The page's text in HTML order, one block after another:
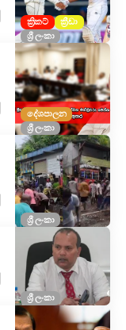
ක්‍රිකට්
ක්‍රීඩා
ශ්‍රී ලංකා
දේශපාලන
ශ්‍රී ලංකා
ශ්‍රී ලංකා
ශ්‍රී ලංකා